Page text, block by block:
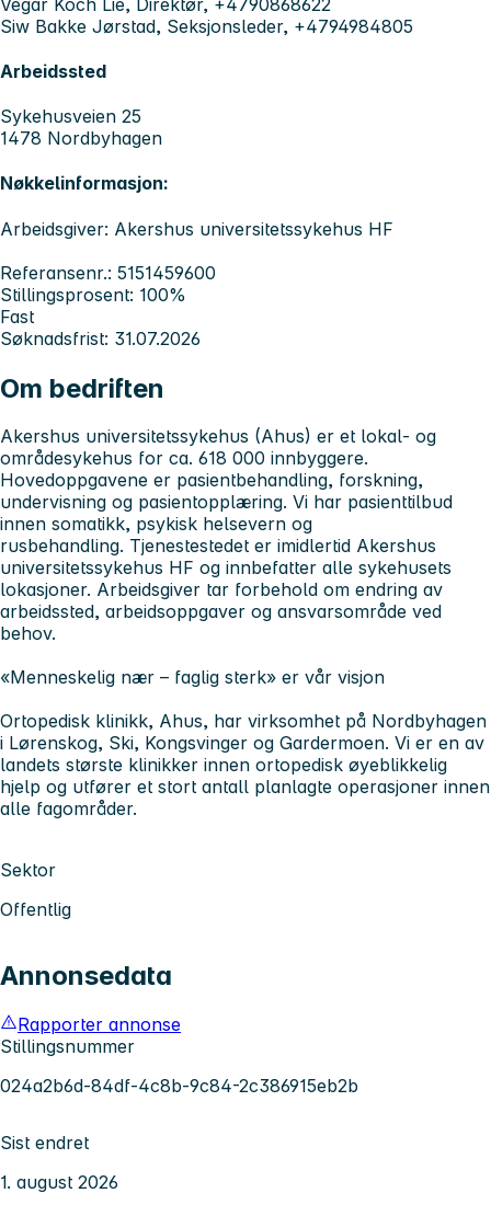
Siw Bakke Jørstad, Seksjonsleder, +4794984805
Arbeidssted
Sykehusveien 25
1478 Nordbyhagen
Nøkkelinformasjon:
Arbeidsgiver: Akershus universitetssykehus HF
Referansenr.: 5151459600
Stillingsprosent: 100%
Fast
Søknadsfrist: 31.07.2026
Om bedriften
Akershus universitetssykehus (Ahus) er et lokal- og
områdesykehus for ca. 618 000 innbyggere.
Hovedoppgavene er pasientbehandling, forskning,
undervisning og pasientopplæring. Vi har pasienttilbud
innen somatikk, psykisk helsevern og
rusbehandling. Tjenestestedet er imidlertid Akershus
universitetssykehus HF og innbefatter alle sykehusets
lokasjoner. Arbeidsgiver tar forbehold om endring av
arbeidssted, arbeidsoppgaver og ansvarsområde ved
behov.
«Menneskelig nær – faglig sterk» er vår visjon
Ortopedisk klinikk, Ahus, har virksomhet på Nordbyhagen
i Lørenskog, Ski, Kongsvinger og Gardermoen. Vi er en av
landets største klinikker innen ortopedisk øyeblikkelig
hjelp og utfører et stort antall planlagte operasjoner innen
alle fagområder.
Sektor
Offentlig
Annonsedata
Rapporter annonse
Stillingsnummer
024a2b6d-84df-4c8b-9c84-2c386915eb2b
Sist endret
1. august 2026